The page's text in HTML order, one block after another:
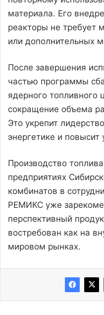
материала. Его
реакторы не требует
или дополнительных
После завершения
частью программы
ядерного топливного
сокращение объема
Это укрепит
энергетике и повысит
Производство
предприятиях
комбинатов в
РЕМИКС уже
перспективный
востребован как на
мировом рынках.